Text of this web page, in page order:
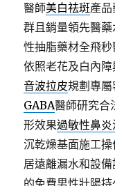
醫師美白祛斑產
群且銷量領先醫藥
性抽脂藥材全飛
依照老花及白內
音波拉皮規劃專
GABA醫師研究合
形效果過敏性鼻
沉乾燥基面施工
居遠離漏水和設
的免費男性壯陽